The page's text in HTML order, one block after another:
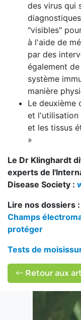
des virus qui
"visibles"
à l'aide de
par des
également
système
manière
Le
et l'utilisation
et les tissus
»
Le Dr Klinghardt
experts de
Disease Society :
Lire nos dossiers :
Champs
protéger
Tests de
Retour aux